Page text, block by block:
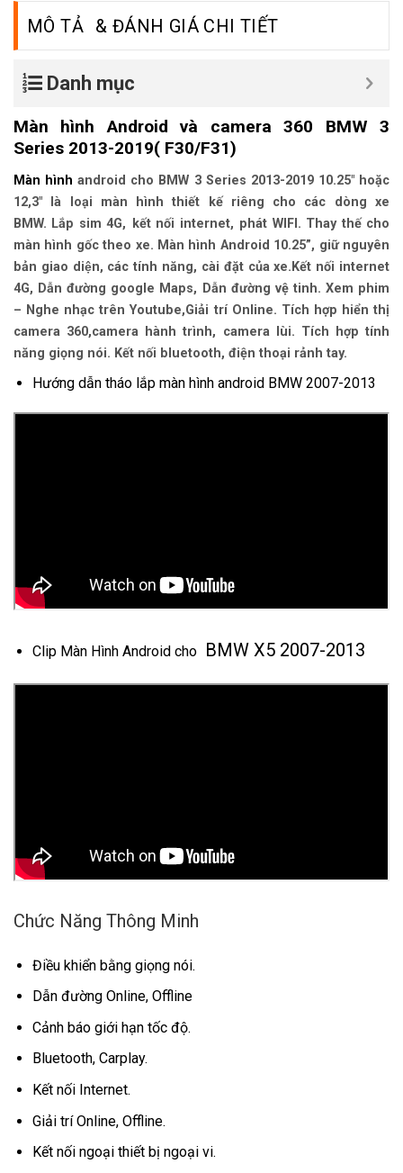
MÔ TẢ
Danh mục
Màn hình Android và camera 360 BMW 3
Series 2013-2019( F30/F31)
Màn hìnhandroid cho BMW 3 Series 2013-2019 10.25″ hoặc
12,3″ là loại màn hình thiết kế riêng cho các dòng xe
BMW. Lắp sim 4G, kết nối internet, phát WIFI . Thay thế cho
màn hình gốc theo xe. Màn hình Android 10.25”, giữ nguyên
bản giao diện, các tính năng, cài đặt của xe.Kết nối internet
4G, Dẫn đường google Maps, Dẫn đường vệ tinh. Xem phim
– Nghe nhạc trên Youtube,Giải trí Online. Tích hợp hiển thị
camera 360,camera hành trình, camera lùi. Tích hợp tính
năng giọng nói. Kết nối bluetooth, điện thoại rảnh tay.
Hướng dẫn tháo lắp màn hình android BMW 2007-2013
Clip Màn Hình Android cho BMW X5 2007-2013
Chức Năng Thông Minh
Điều khiển bằng giọng nói.
Dẫn đường Online, Offline
Cảnh báo giới hạn tốc độ.
Bluetooth, Carplay.
Kết nối Internet.
Giải trí Online, Offline.
Kết nối ngoại thiết bị ngoại vi.